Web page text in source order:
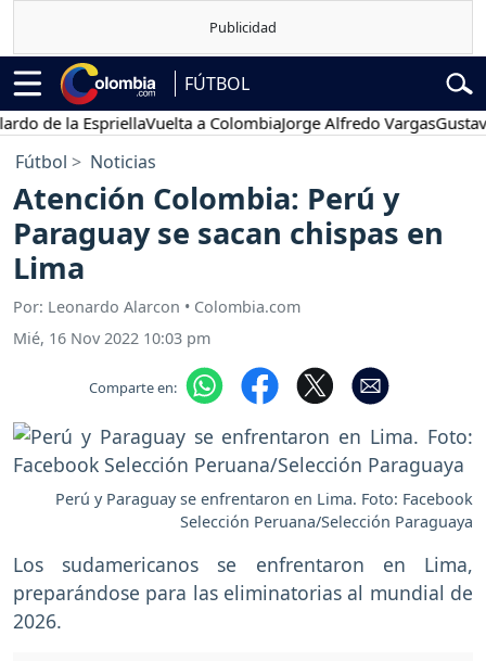
FÚTBOL
la EspriellaVuelta a ColombiaJorge Alfredo VargasGustavo
Fútbol Noticias
Atención Colombia: Perú y
Paraguay se sacan chispas en
Lima
Por: Leonardo Alarcon • Colombia.com
Mié, 16 Nov 2022 10:03 pm
Comparte en:
Perú y Paraguay se enfrentaron en Lima. Foto: Facebook
Selección Peruana/Selección Paraguaya
Los sudamericanos se enfrentaron en Lima,
preparándose para las eliminatorias al mundial de
2026.